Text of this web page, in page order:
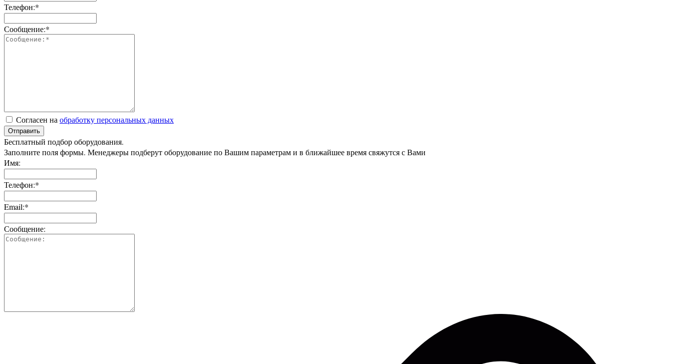
Телефон:*
Сообщение:*
Согласен на обработку персональных данных
Отправить
Бесплатный подбор оборудования.
Заполните поля формы. Менеджеры подберут оборудование по Вашим параметрам и в ближайшее время свяжутся с Вами
Имя:
Телефон:*
Email:*
Сообщение: